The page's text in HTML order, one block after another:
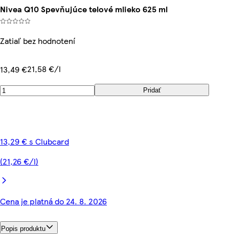
Nivea Q10 Spevňujúce telové mlieko 625 ml
Zatiaľ bez hodnotení
13,49 €21,58 €/l
Pridať
13,29 € s Clubcard
(21,26 €/l)
Cena je platná do 24. 8. 2026
Popis produktu